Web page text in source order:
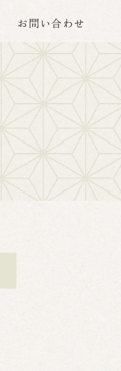
お問い合わせ